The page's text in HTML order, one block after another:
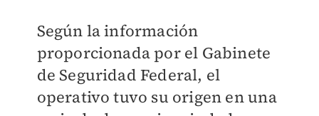
Según la información
proporcionada por el Gabinete
de Seguridad Federal, el
operativo tuvo su origen en una